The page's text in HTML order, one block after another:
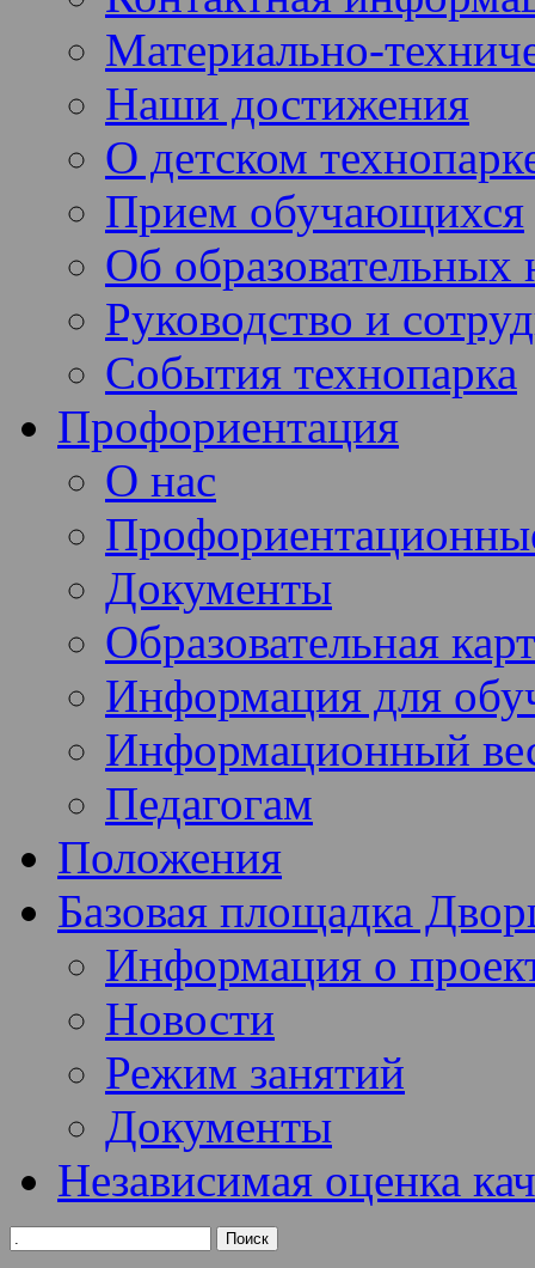
Материально-
Наши достижения
О детском
Прием обучающихся
Об образовательных
Руководство и
События технопарка
Профориентация
О нас
Документы
Образовательная
Информация для
Информационный
Педагогам
Положения
Базовая площадка
Информация о
Новости
Режим занятий
Документы
Независимая оценка